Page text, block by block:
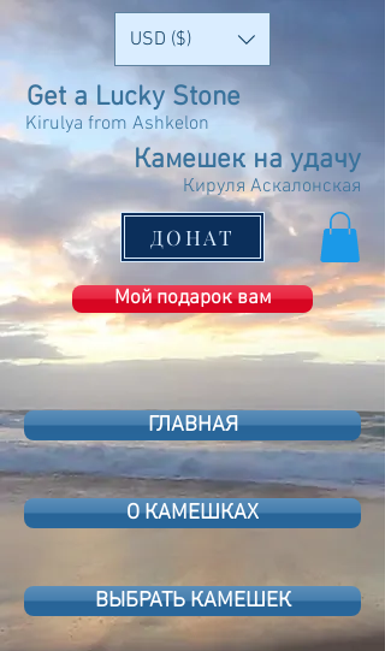
USD ($)
Get a Lucky Stone
Kirulya from Ashkelon
Камешек на удачу
Кируля Аскалонская
ДОНАТ
Мой подарок вам
ГЛАВНАЯ
О КАМЕШКАХ
ВЫБРАТЬ КАМЕШЕК